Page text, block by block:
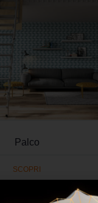
Palco
SCOPRI